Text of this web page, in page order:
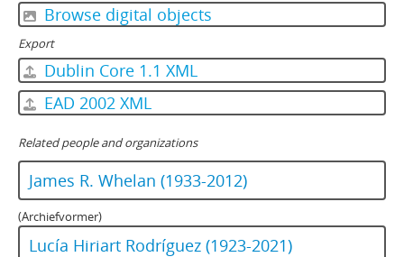
Browse digital objects
Export
Dublin Core 1.1 XML
EAD 2002 XML
Related people and organizations
James R. Whelan (1933-2012)
(Archiefvormer)
Lucía Hiriart Rodríguez (1923-2021)